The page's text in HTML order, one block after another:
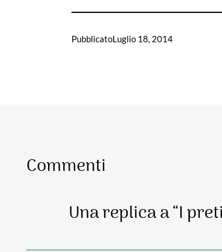
PubblicatoLuglio 18, 2014
Commenti
Una replica a “I